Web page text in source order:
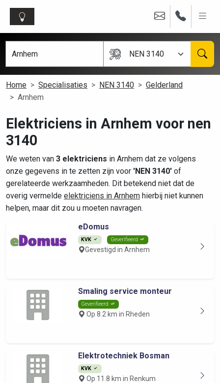
NEN 3140
Home Specialisaties NEN 3140
Gelderland
Arnhem
Elektriciens in Arnhem voor nen
3140
We weten van 3 elektriciens in Arnhem dat ze volgens
onze gegevens in te zetten zijn voor 'NEN 3140' of
gerelateerde werkzaamheden. Dit betekend niet dat de
overig vermelde elektriciens in Arnhem hierbij niet kunnen
helpen, maar dit zou u moeten navragen.
eDomus
KVK Geverifieerd
Gevestigd in Arnhem
Smaling service monteur
Geverifieerd
Op 8.2 km in Rheden
Elektrotechniek Bosman
KVK
Op 11.8 km in Renkum